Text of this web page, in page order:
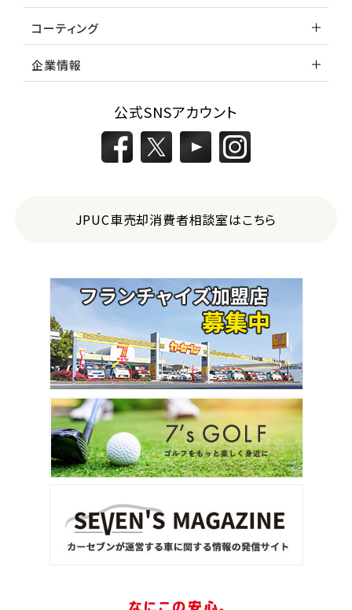
コーティング
企業情報
公式SNSアカウント
JPUC車売却消費者相談室はこちら